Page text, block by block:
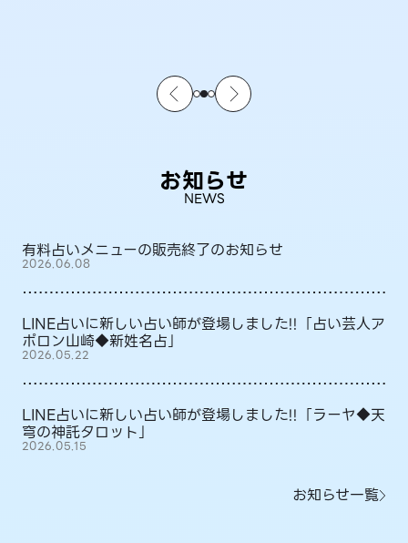
お知らせ
NEWS
有料占いメニューの販売終了のお知らせ
2026.06.08
LINE占いに新しい占い師が登場しました!!「占い芸人ア
ポロン山崎◆新姓名占」
2026.05.22
LINE占いに新しい占い師が登場しました!!「ラーヤ◆天
穹の神託タロット」
2026.05.15
お知らせ一覧